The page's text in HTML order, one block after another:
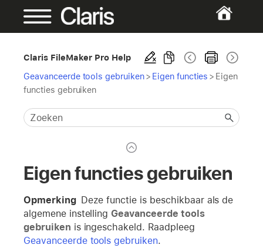
Claris FileMaker Pro Help
Geavanceerde tools gebruiken> Eigen functies > Eigen
functies gebruiken
Eigen functies gebruiken
Opmerking Deze functie is beschikbaar als de
algemene instelling Geavanceerde tools
gebruiken is ingeschakeld. Raadpleeg
Geavanceerde tools gebruiken.